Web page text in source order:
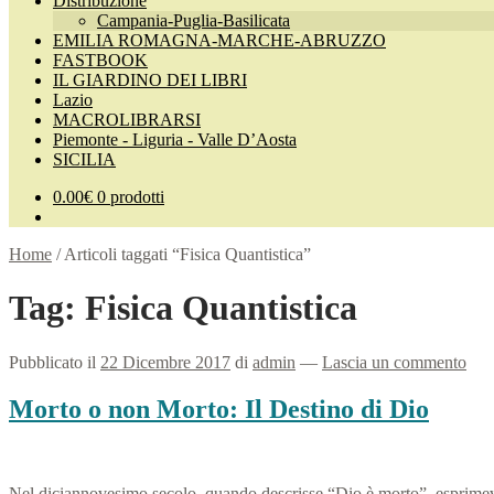
Campania-Puglia-Basilicata
EMILIA ROMAGNA-MARCHE-ABRUZZO
FASTBOOK
IL GIARDINO DEI LIBRI
Lazio
MACROLIBRARSI
Piemonte - Liguria - Valle D’Aosta
SICILIA
0.00€ 0 prodotti
Home /Articoli taggati “Fisica Quantistica”
Tag: Fisica Quantistica
Pubblicato il 22 Dicembre 2017 di admin — Lascia un commento
Morto o non Morto: Il Destino di Dio